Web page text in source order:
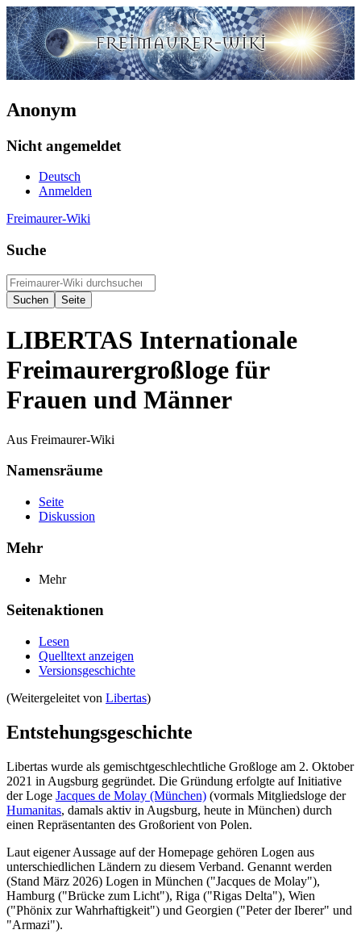
Anonym
Nicht angemeldet
Deutsch
Anmelden
Freimaurer-Wiki
Suche
LIBERTAS Internationale
Freimaurergroßloge für
Frauen und Männer
Aus Freimaurer-Wiki
Namensräume
Seite
Diskussion
Mehr
Mehr
Seitenaktionen
Lesen
Quelltext anzeigen
Versionsgeschichte
(Weitergeleitet von Libertas)
Entstehungsgeschichte
Libertas wurde als gemischtgeschlechtliche Großloge am 2. Oktober
2021 in Augsburg gegründet. Die Gründung erfolgte auf Initiative
der Loge Jacques de Molay (München) (vormals Mitgliedsloge der
Humanitas, damals aktiv in Augsburg, heute in München) durch
einen Repräsentanten des Großorient von Polen.
Laut eigener Aussage auf der Homepage gehören Logen aus
unterschiedlichen Ländern zu diesem Verband. Genannt werden
(Stand März 2026) Logen in München ("Jacques de Molay"),
Hamburg ("Brücke zum Licht"), Riga ("Rigas Delta"), Wien
("Phönix zur Wahrhaftigkeit") und Georgien ("Peter der Iberer" und
"Armazi").